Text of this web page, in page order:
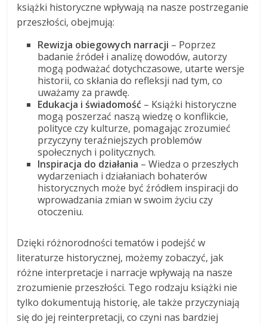
książki historyczne wpływają na nasze postrzeganie
przeszłości, obejmują:
Rewizja obiegowych narracji – Poprzez
badanie źródeł i analizę dowodów, autorzy
mogą podważać dotychczasowe, utarte wersje
historii, co skłania do refleksji nad tym, co
uważamy za prawdę.
Edukacja i świadomość – Książki historyczne
mogą poszerzać naszą wiedzę o konflikcie,
polityce czy kulturze, pomagając zrozumieć
przyczyny teraźniejszych problemów
społecznych i politycznych.
Inspiracja do działania – Wiedza o przeszłych
wydarzeniach i działaniach bohaterów
historycznych może być źródłem inspiracji do
wprowadzania zmian w swoim życiu czy
otoczeniu.
Dzięki różnorodności tematów i podejść w
literaturze historycznej, możemy zobaczyć, jak
różne interpretacje i narracje wpływają na nasze
zrozumienie przeszłości. Tego rodzaju książki nie
tylko dokumentują historię, ale także przyczyniają
się do jej reinterpretacji, co czyni nas bardziej